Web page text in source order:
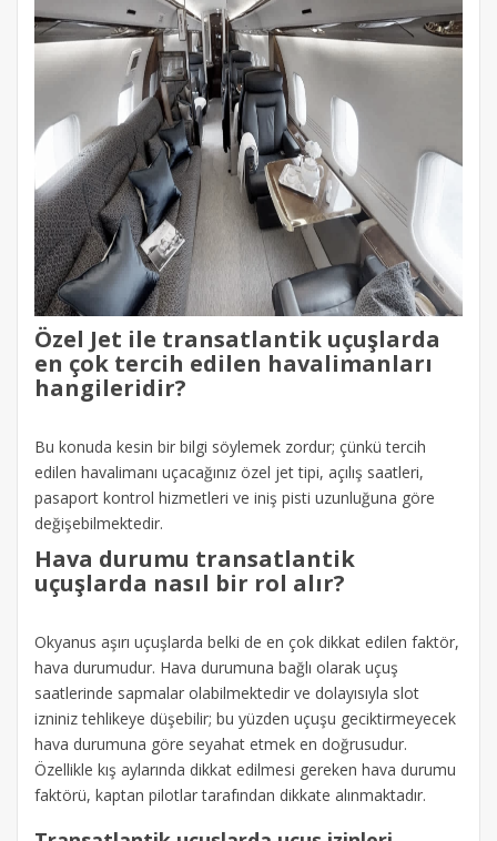
Özel Jet ile transatlantik uçuşlarda
en çok tercih edilen havalimanları
hangileridir?
Bu konuda kesin bir bilgi söylemek zordur; çünkü tercih
edilen havalimanı uçacağınız özel jet tipi, açılış saatleri,
pasaport kontrol hizmetleri ve iniş pisti uzunluğuna göre
değişebilmektedir.
Hava durumu transatlantik
uçuşlarda nasıl bir rol alır?
Okyanus aşırı uçuşlarda belki de en çok dikkat edilen faktör,
hava durumudur. Hava durumuna bağlı olarak uçuş
saatlerinde sapmalar olabilmektedir ve dolayısıyla slot
izniniz tehlikeye düşebilir; bu yüzden uçuşu geciktirmeyecek
hava durumuna göre seyahat etmek en doğrusudur.
Özellikle kış aylarında dikkat edilmesi gereken hava durumu
faktörü, kaptan pilotlar tarafından dikkate alınmaktadır.